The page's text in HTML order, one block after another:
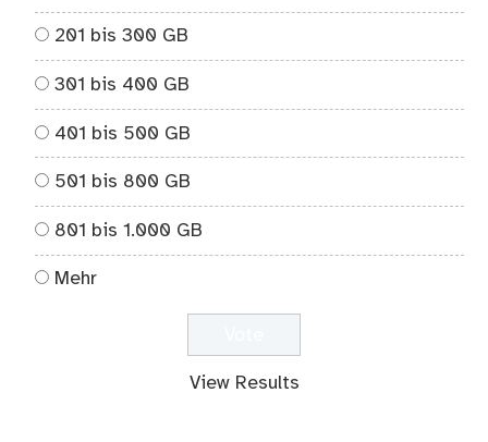
201 bis 300 GB
301 bis 400 GB
401 bis 500 GB
501 bis 800 GB
801 bis 1.000 GB
Mehr
View Results